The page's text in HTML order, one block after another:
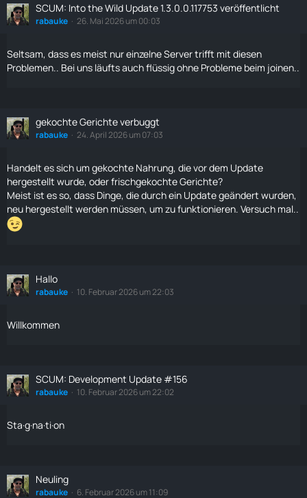
SCUM: Into the Wild Update 1.3.0.0.117753 veröffentlicht
rabauke 26. Mai 2026 um 00:03
Seltsam, dass es meist nur einzelne Server trifft mit diesen
Problemen.. Bei uns läufts auch flüssig ohne Probleme beim joinen..
gekochte Gerichte verbuggt
rabauke 24. April 2026 um 07:03
Handelt es sich um gekochte Nahrung, die vor dem Update
hergestellt wurde, oder frischgekochte Gerichte?
Meist ist es so, dass Dinge, die durch ein Update geändert wurden,
neu hergestellt werden müssen, um zu funktionieren. Versuch mal..
Hallo
rabauke 10. Februar 2026 um 22:03
Willkommen
SCUM: Development Update #156
rabauke 10. Februar 2026 um 22:02
Sta·g·na·ti·on
Neuling
rabauke 6. Februar 2026 um 11:09